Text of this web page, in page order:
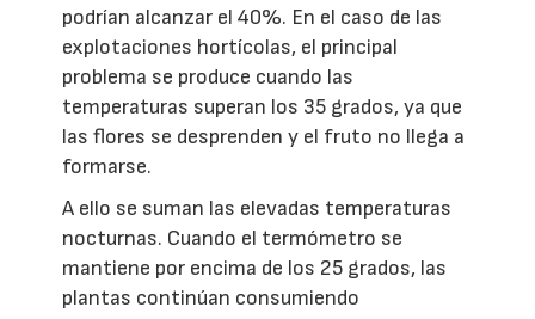
podrían alcanzar el 40%. En el caso de las
explotaciones hortícolas, el principal
problema se produce cuando las
temperaturas superan los 35 grados, ya que
las flores se desprenden y el fruto no llega a
formarse.
A ello se suman las elevadas temperaturas
nocturnas. Cuando el termómetro se
mantiene por encima de los 25 grados, las
plantas continúan consumiendo